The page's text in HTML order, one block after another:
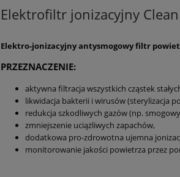
Elektrofiltr jonizacyjny
Elektro-jonizacyjny antysmogowy filtr
PRZEZNACZENIE:
aktywna filtracja wszystkich cząstek
likwidacja bakterii i wirusów (sterylizacja
redukcja szkodliwych gazów (np.
zmniejszenie uciążliwych zapachów,
dodatkowa pro-zdrowotna ujemna
monitorowanie jakości powietrza przez